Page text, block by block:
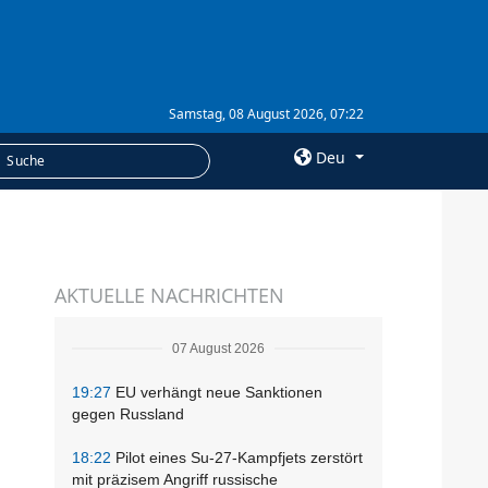
Samstag, 08 August 2026, 07:22
Deu
Abonnement
AKTUELLE NACHRICHTEN
07 August 2026
19:27 EU verhängt neue Sanktionen
gegen Russland
18:22 Pilot eines Su-27-Kampfjets zerstört
mit präzisem Angriff russische